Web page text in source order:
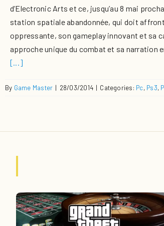
d’Electronic Arts et ce, jusqu’au 8 mai
station spatiale abandonnée, qui doit
oppressante, son gameplay innovant et sa
approche unique du combat et sa narration
[...]
By Game Master | 28/03/2014 | Categories: Pc, Ps3,